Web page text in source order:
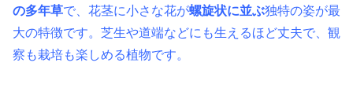
の多年草で、花茎に小さな花が螺旋状に並ぶ独特の姿が最
大の特徴です。芝生や道端などにも生えるほど丈夫で、観
察も栽培も楽しめる植物です。